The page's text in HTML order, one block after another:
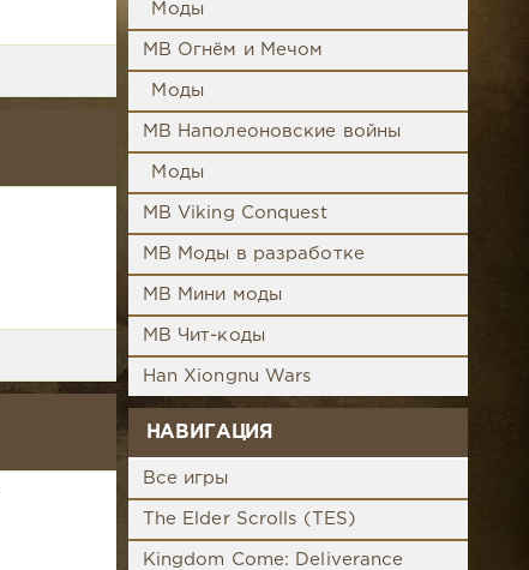
Моды
MB Огнём и Мечом
Моды
MB Наполеоновские войны
Моды
MB Viking Conquest
MB Моды в разработке
MB Мини моды
MB Чит-коды
Han Xiongnu Wars
НАВИГАЦИЯ
Все игры
The Elder Scrolls (TES)
Kingdom Come: Deliverance